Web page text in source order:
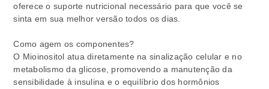
oferece o suporte nutricional necessário para que você se
sinta em sua melhor versão todos os dias.
Como agem os componentes?
O Mioinositol atua diretamente na sinalização celular e no
metabolismo da glicose, promovendo a manutenção da
sensibilidade à insulina e o equilíbrio dos hormônios